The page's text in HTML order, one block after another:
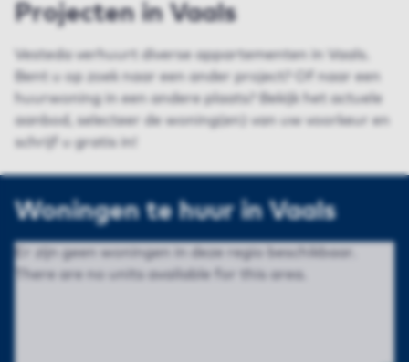
Projecten in Vaals
Vesteda verhuurt diverse appartementen in Vaals.
Bent u op zoek naar een ander project? Of naar een
huurwoning in een andere plaats? Bekijk het actuele
aanbod, selecteer de woning(en) van uw voorkeur en
schrijf u gratis in!
Woningen te huur in Vaals
Er zijn geen woningen in deze regio beschikbaar.
There are no units available for this area.